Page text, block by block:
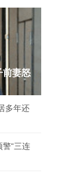
前妻怒
多年还
警“三连